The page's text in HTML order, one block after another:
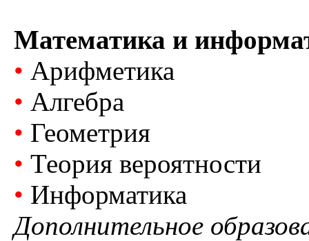
Математика и
• Арифметика
• Алгебра
• Геометрия
• Теория вероятности
• Информатика
Дополнительное